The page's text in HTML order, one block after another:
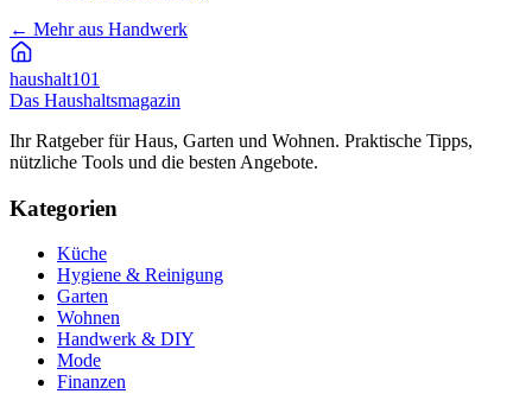
← Mehr aus Handwerk
haushalt101
Das Haushaltsmagazin
Ihr Ratgeber für Haus, Garten und Wohnen. Praktische Tipps,
nützliche Tools und die besten Angebote.
Kategorien
Küche
Hygiene & Reinigung
Garten
Wohnen
Handwerk & DIY
Mode
Finanzen